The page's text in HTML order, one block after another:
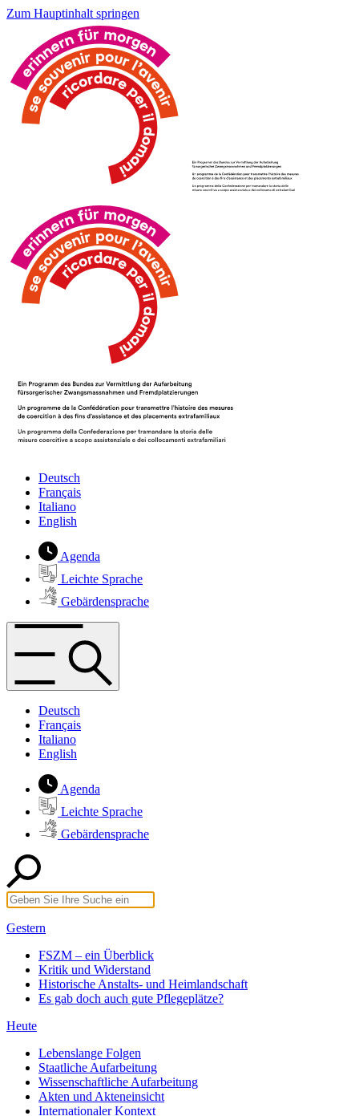
Zum Hauptinhalt springen
Deutsch
Français
Italiano
English
Agenda
Leichte Sprache
Gebärdensprache
Deutsch
Français
Italiano
English
Agenda
Leichte Sprache
Gebärdensprache
Gestern
FSZM – ein Überblick
Kritik und Widerstand
Historische Anstalts- und Heimlandschaft
Es gab doch auch gute Pflegeplätze?
Heute
Lebenslange Folgen
Staatliche Aufarbeitung
Wissenschaftliche Aufarbeitung
Akten und Akteneinsicht
Internationaler Kontext